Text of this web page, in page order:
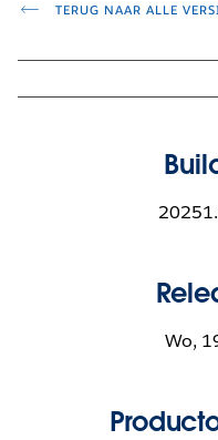
TERUG NAAR ALLE
Wo,